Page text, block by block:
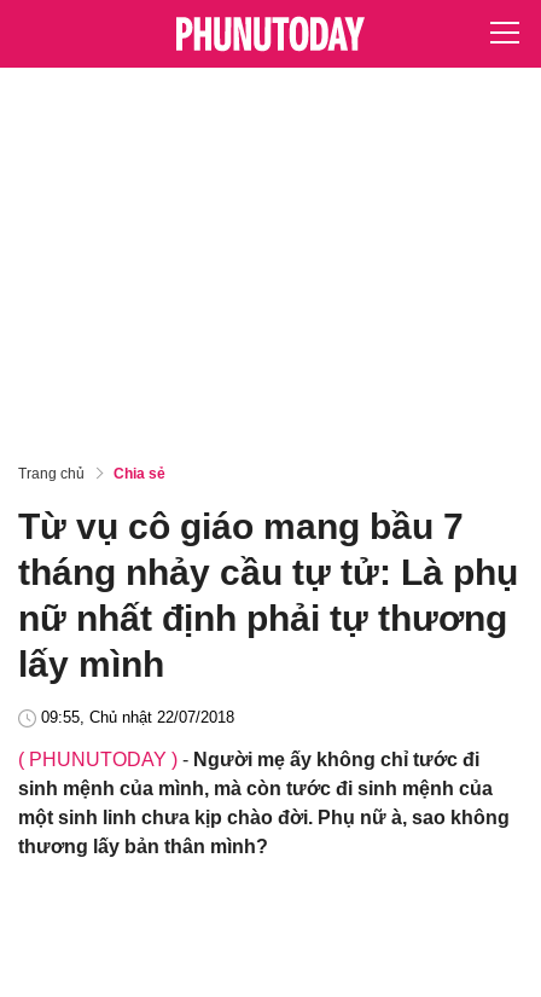
Trang chủ Chia sẻ
Từ vụ cô giáo mang bầu 7
tháng nhảy cầu tự tử: Là phụ
nữ nhất định phải tự thương
lấy mình
09:55, Chủ nhật 22/07/2018
( PHUNUTODAY ) - Người mẹ ấy không chỉ tước đi
sinh mệnh của mình, mà còn tước đi sinh mệnh của
một sinh linh chưa kịp chào đời. Phụ nữ à, sao không
thương lấy bản thân mình?